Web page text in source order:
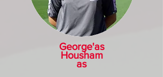
George'as
Housham
as